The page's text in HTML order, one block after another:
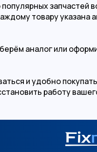
запчастей
товару указана
аналог или
и удобно
работу